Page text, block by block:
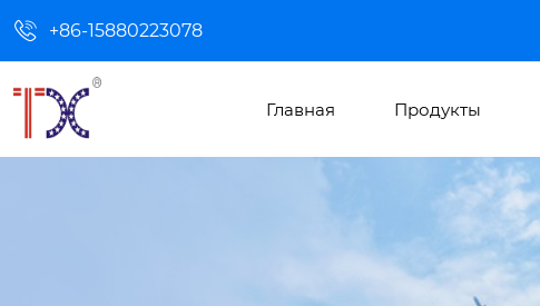
 +86-15880223078
Главная Продукты